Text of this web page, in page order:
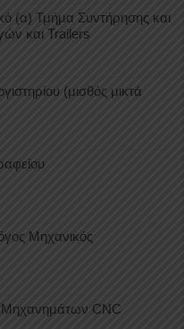
(α) Τμήμα Συντήρησης και
και Trailers
(μισθός μικτά
Μηχανικός
Μηχανημάτων CNC